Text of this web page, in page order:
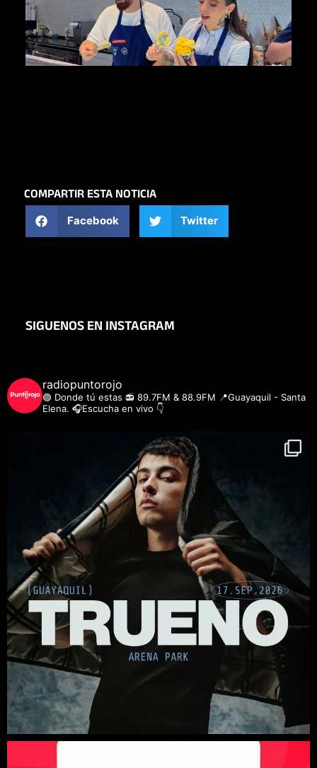
COMPARTIR ESTA NOTICIA
Facebook Twitter
SIGUENOS EN INSTAGRAM
radiopuntorojo
🟣 Donde tú estas 📻 89.7FM & 88.9FM 📍Guayaquil - Santa
Elena. 🎧Escucha en vivo 👇